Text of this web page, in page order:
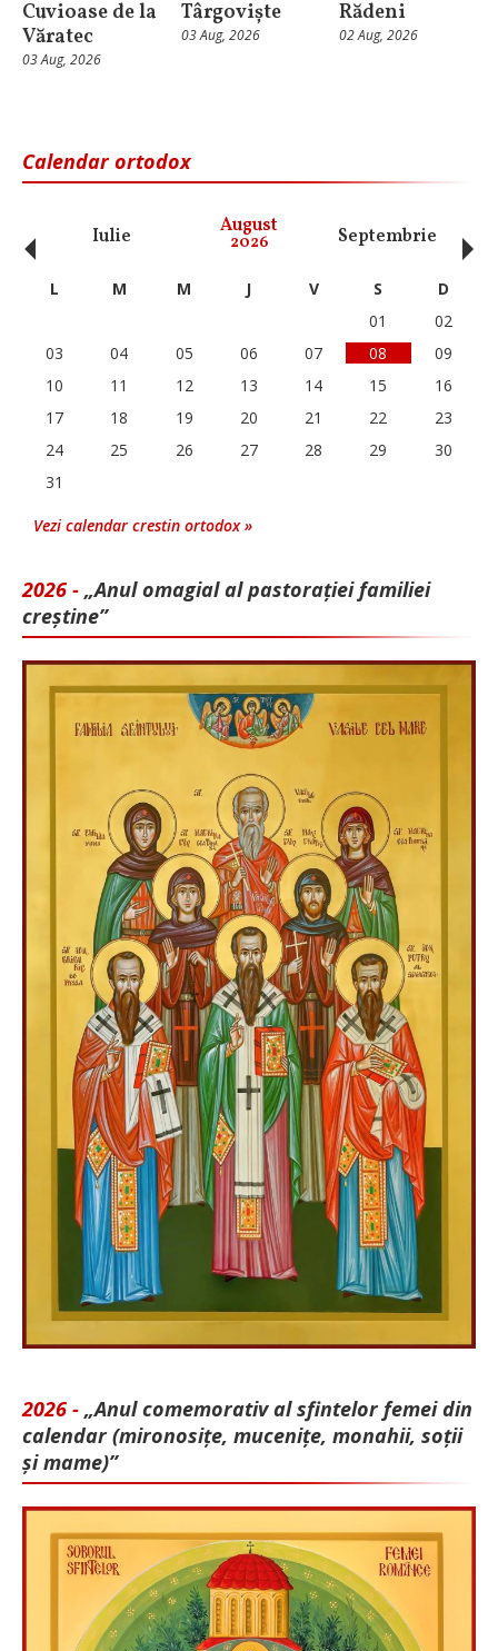
Cuvioase de la
Văratec
03 Aug, 2026
Târgoviște
03 Aug, 2026
Rădeni
02 Aug, 2026
Calendar ortodox
Iulie August
2026 Septembrie
‹ L M M J V S
D
01
02
03
04 05 06 07 08
09
10
11 12 13 14 15
16
17
18 19 20 21 22
23
24
25 26 27 28 29
30
31
Vezi calendar crestin ortodox »
2026 - „Anul omagial al pastorației familiei
creștine”
2026 - „Anul comemorativ al sfintelor femei din
calendar (mironosițe, mu­cenițe, monahii, soții
și mame)”